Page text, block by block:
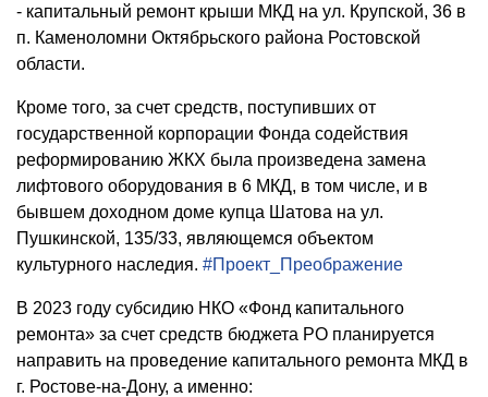
- капитальный ремонт крыши МКД на ул. Крупской, 36 в
п. Каменоломни Октябрьского района Ростовской
области.
Кроме того, за счет средств, поступивших от
государственной корпорации Фонда содействия
реформированию ЖКХ была произведена замена
лифтового оборудования в 6 МКД, в том числе, и в
бывшем доходном доме купца Шатова на ул.
Пушкинской, 135/33, являющемся объектом
культурного наследия. #Проект_Преображение
В 2023 году субсидию НКО «Фонд капитального
ремонта» за счет средств бюджета РО планируется
направить на проведение капитального ремонта МКД в
г. Ростове-на-Дону, а именно: